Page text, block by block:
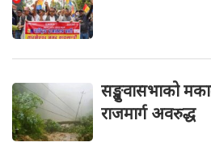
सङ्खुवासभाको
राजमार्ग अवरुद्ध